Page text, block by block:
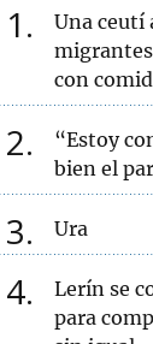
1
Una ceutí
con
2
“Estoy
bien el
3 Ura
4
Lerín se
para